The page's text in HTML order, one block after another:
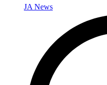
JA News